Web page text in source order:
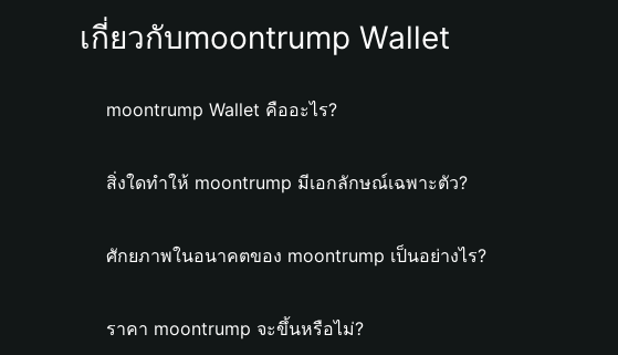
เกี่ยวกับmoontrump Wallet
moontrump Wallet คืออะไร?
สิ่งใดทำให้ moontrump มีเอกลักษณ์เฉพาะตัว?
ศักยภาพในอนาคตของ moontrump เป็นอย่างไร?
ราคา moontrump จะขึ้นหรือไม่?